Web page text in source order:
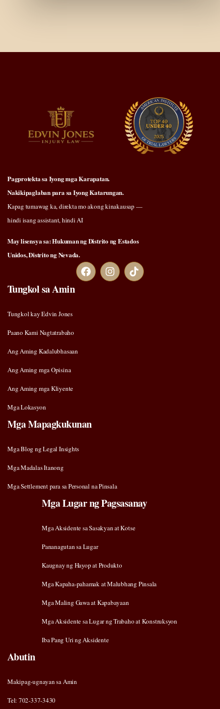
Pagprotekta sa Iyong mga Karapatan.
Nakikipaglaban para sa Iyong Katarungan.
Kapag tumawag ka, direkta mo akong kinakausap —
hindi isang assistant, hindi AI
May lisensya sa: Hukuman ng Distrito ng Estados
Unidos, Distrito ng Nevada.
Tungkol sa Amin
Tungkol kay Edvin Jones
Paano Kami Nagtatrabaho
Ang Aming Kadalubhasaan
Ang Aming mga Opisina
Ang Aming mga Kliyente
Mga Lokasyon
Mga Mapagkukunan
Mga Blog ng Legal Insights
Mga Madalas Itanong
Mga Settlement para sa Personal na Pinsala
Mga Lugar ng Pagsasanay
Mga Aksidente sa Sasakyan at Kotse
Pananagutan sa Lugar
Kaugnay ng Hayop at Produkto
Mga Kapaha-pahamak at Malubhang Pinsala
Mga Maling Gawa at Kapabayaan
Mga Aksidente sa Lugar ng Trabaho at Konstruksyon
Iba Pang Uri ng Aksidente
Abutin
Makipag-ugnayan sa Amin
Tel: 702-337-3430